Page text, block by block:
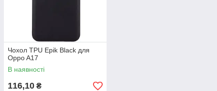
Чохол TPU Epik Black для
Oppo A17
В наявності
116,10 ₴